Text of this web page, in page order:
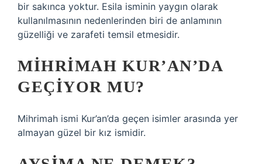
bir sakınca yoktur. Esila isminin yaygın olarak
kullanılmasının nedenlerinden biri de anlamının
güzelliği ve zarafeti temsil etmesidir.
MIHRIMAH KUR’AN’DA
GEÇIYOR MU?
Mihrimah ismi Kur’an’da geçen isimler arasında yer
almayan güzel bir kız ismidir.